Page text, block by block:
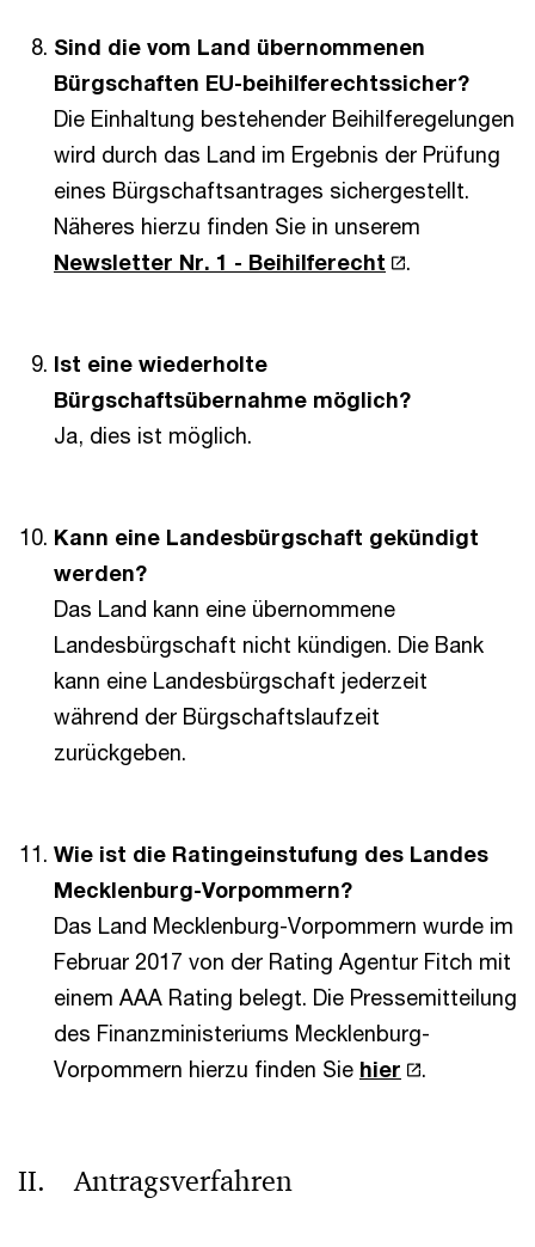
Sind die vom Land übernommenen
Bürgschaften EU-beihilferechtssicher?
Die Einhaltung bestehender Beihilferegelungen
wird durch das Land im Ergebnis der Prüfung
eines Bürgschaftsantrages sichergestellt.
Näheres hierzu finden Sie in unserem
Newsletter Nr. 1 - Beihilferecht
.
Ist eine wiederholte
Bürgschaftsübernahme möglich?
Ja, dies ist möglich.
Kann eine Landesbürgschaft gekündigt
werden?
Das Land kann eine übernommene
Landesbürgschaft nicht kündigen. Die Bank
kann eine Landesbürgschaft jederzeit
während der Bürgschaftslaufzeit
zurückgeben.
Wie ist die Ratingeinstufung des Landes
Mecklenburg-Vorpommern?
Das Land Mecklenburg-Vorpommern wurde im
Februar 2017 von der Rating Agentur Fitch mit
einem AAA Rating belegt. Die Pressemitteilung
des Finanzministeriums Mecklenburg-
Vorpommern hierzu finden Sie hier .
II. Antragsverfahren